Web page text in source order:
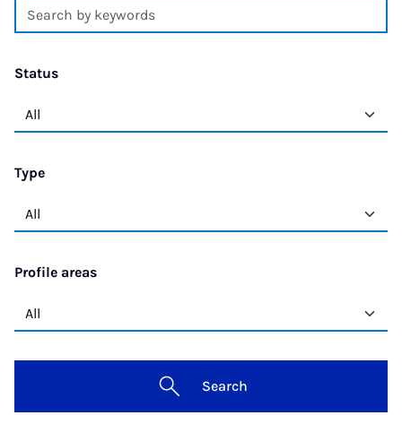
Status
Type
Profile areas
Search